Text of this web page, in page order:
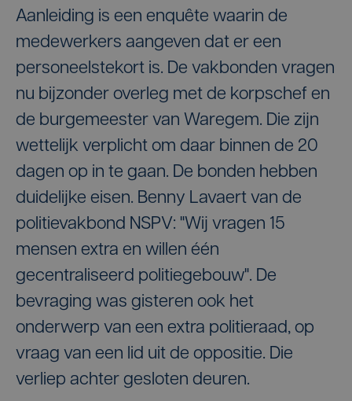
Aanleiding is een enquête waarin de
medewerkers aangeven dat er een
personeelstekort is. De vakbonden vragen
nu bijzonder overleg met de korpschef en
de burgemeester van Waregem. Die zijn
wettelijk verplicht om daar binnen de 20
dagen op in te gaan. De bonden hebben
duidelijke eisen. Benny Lavaert van de
politievakbond NSPV: "Wij vragen 15
mensen extra en willen één
gecentraliseerd politiegebouw". De
bevraging was gisteren ook het
onderwerp van een extra politieraad, op
vraag van een lid uit de oppositie. Die
verliep achter gesloten deuren.